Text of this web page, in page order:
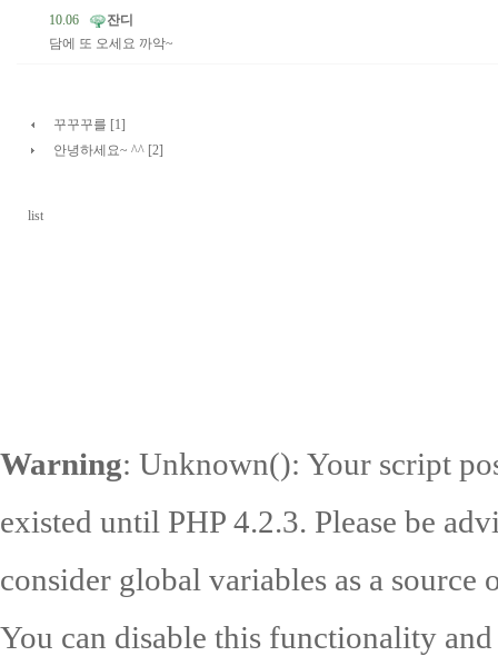
10.06
잔디
담에 또 오세요 까악~
꾸꾸꾸를 [1]
안녕하세요~ ^^ [2]
list
Warning: Unknown(): Your script
existed until PHP 4.2.3. Please be
consider global variables as a source
You can disable this functionality